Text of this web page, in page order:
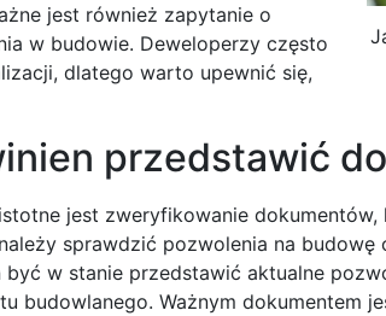
jest również zapytanie o
w budowie. Deweloperzy często
dlatego warto upewnić się,
przedstawić
jest zweryfikowanie
sprawdzić pozwolenia na budowę
w stanie przedstawić aktualne
budowlanego. Ważnym dokumentem